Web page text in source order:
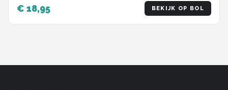
€ 18,95 BEKIJK OP BOL